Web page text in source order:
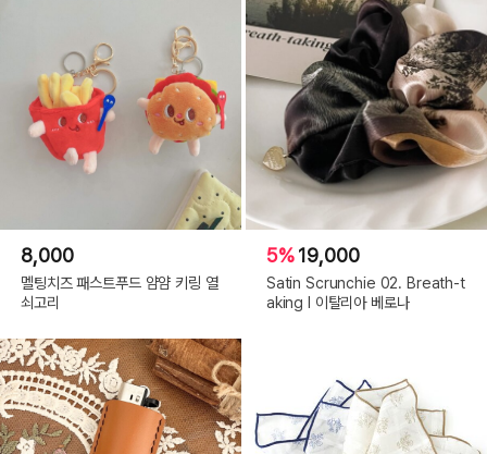
8,000
멜팅치즈 패스트푸드 얌얌 키링 열
쇠고리
5%19,000
Satin Scrunchie 02. Breath-t
aking l 이탈리아 베로나